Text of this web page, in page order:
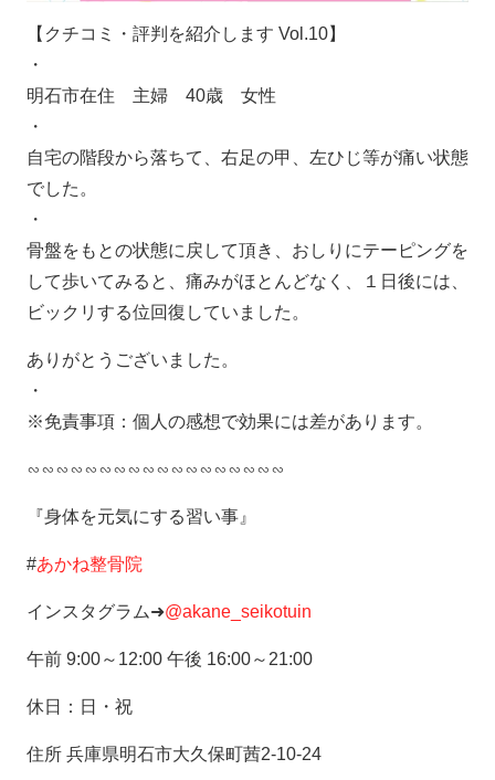
【クチコミ・評判を紹介します Vol.10】
・
明石市在住 主婦 40歳 女性
・
自宅の階段から落ちて、右足の甲、左ひじ等が痛い状態
でした。
・
骨盤をもとの状態に戻して頂き、おしりにテーピングを
して歩いてみると、痛みがほとんどなく、１日後には、
ビックリする位回復していました。
ありがとうございました。
・
※免責事項：個人の感想で効果には差があります。
∽∽∽∽∽∽∽∽∽∽∽∽∽∽∽∽∽∽
『身体を元気にする習い事』
#あかね整骨院
インスタグラム➜@akane_seikotuin
午前 9:00～12:00 午後 16:00～21:00
休日：日・祝
住所 兵庫県明石市大久保町茜2-10-24